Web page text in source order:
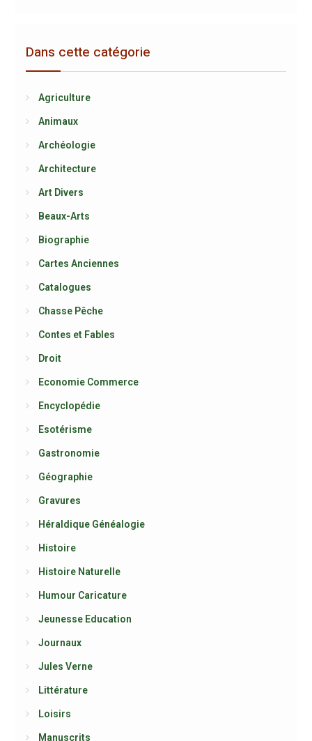
Dans cette catégorie
Agriculture
Animaux
Archéologie
Architecture
Art Divers
Beaux-Arts
Biographie
Cartes Anciennes
Catalogues
Chasse Pêche
Contes et Fables
Droit
Economie Commerce
Encyclopédie
Esotérisme
Gastronomie
Géographie
Gravures
Héraldique Généalogie
Histoire
Histoire Naturelle
Humour Caricature
Jeunesse Education
Journaux
Jules Verne
Littérature
Loisirs
Manuscrits